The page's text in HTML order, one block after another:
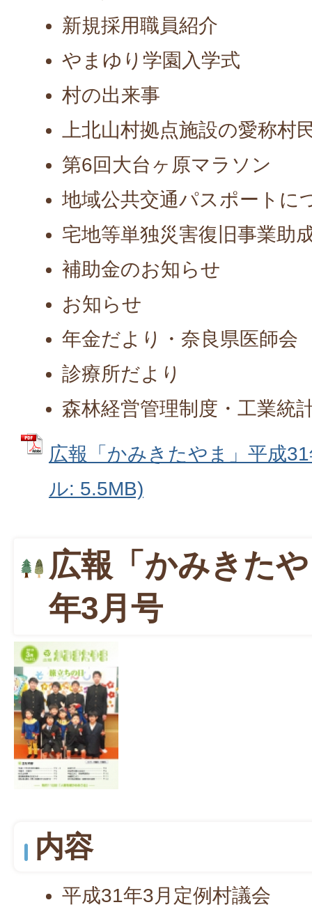
新規採用職員紹介
やまゆり学園入学式
村の出来事
上北山村拠点施設の愛称村
第6回大台ヶ原マラソン
地域公共交通パスポートに
宅地等単独災害復旧事業助
補助金のお知らせ
お知らせ
年金だより・奈良県医師会
診療所だより
森林経営管理制度・工業統
広報「かみきたやま」平成
ル: 5.5MB)
広報「かみきた
年3月号
内容
平成31年3月定例村議会